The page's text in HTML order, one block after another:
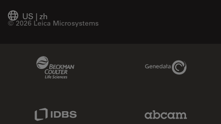
US | zh
© 2026 Leica Microsystems
Genedata Link
IDBS Link